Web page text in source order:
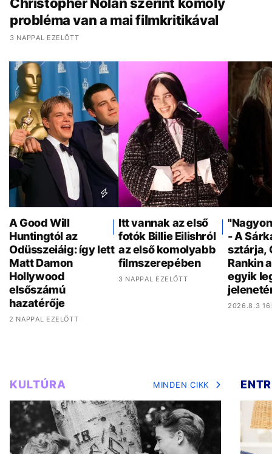
Christopher Nolan szerint komoly
probléma van a mai filmkritikával
3 NAPPAL EZELŐTT
A Good Will
Huntingtól az
Odüsszeiáig: így lett
Matt Damon
Hollywood
elsőszámú
hazatérője
2 NAPPAL EZELŐTT
Itt vannak az első
fotók Billie Eilishról
az első komolyabb
filmszerepében
3 NAPPAL EZELŐTT
- A
sztárja,
Rankin
egyik
2026.8.3
KULTÚRA MINDEN CIKK ENTR